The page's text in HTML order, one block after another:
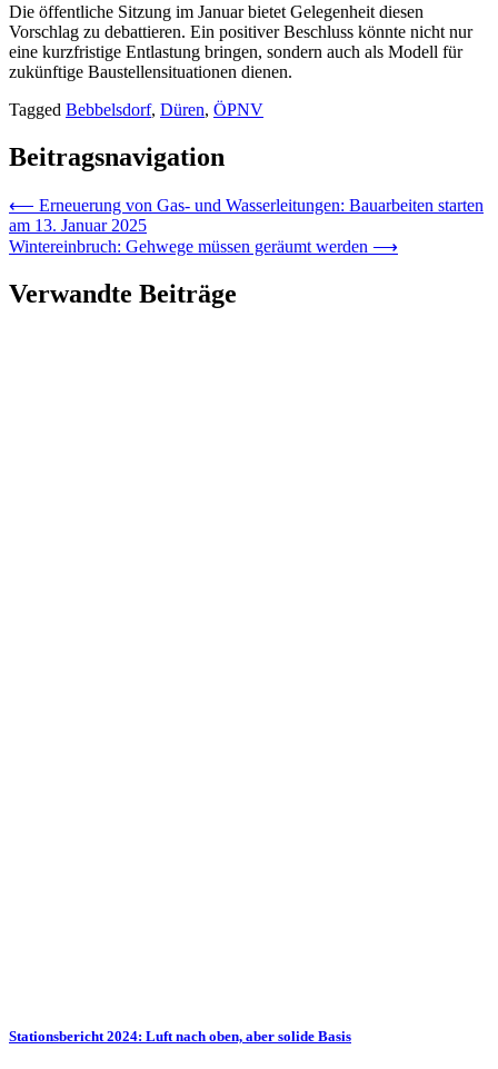
Die öffentliche Sitzung im Januar bietet Gelegenheit diesen
Vorschlag zu debattieren. Ein positiver Beschluss könnte nicht nur
eine kurzfristige Entlastung bringen, sondern auch als Modell für
zukünftige Baustellensituationen dienen.
Tagged Bebbelsdorf, Düren, ÖPNV
Beitragsnavigation
⟵ Erneuerung von Gas- und Wasserleitungen: Bauarbeiten starten
am 13. Januar 2025
Wintereinbruch: Gehwege müssen geräumt werden ⟶
Verwandte Beiträge
Stationsbericht 2024: Luft nach oben, aber solide Basis